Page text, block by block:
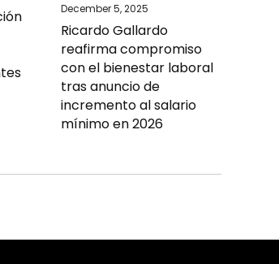
December 5, 2025
Ricardo Gallardo
reafirma compromiso
con el bienestar laboral
tras anuncio de
incremento al salario
mínimo en 2026